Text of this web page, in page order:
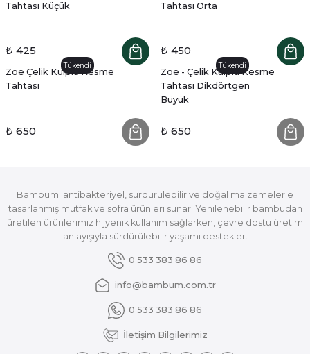
Tahtası Küçük
₺ 425
Tahtası Orta
₺ 450
Tükendi
Zoe Çelik Kulplu Kesme
Tahtası
₺ 650
Tükendi
Zoe - Çelik Kulplu Kesme
Tahtası Dikdörtgen
Büyük
₺ 650
Bambum; antibakteriyel, sürdürülebilir ve doğal malzemelerle
tasarlanmış mutfak ve sofra ürünleri sunar. Yenilenebilir bambudan
üretilen ürünlerimiz hijyenik kullanım sağlarken, çevre dostu üretim
anlayışıyla sürdürülebilir yaşamı destekler.
0 533 383 86 86
info@bambum.com.tr
0 533 383 86 86
İletişim Bilgilerimiz